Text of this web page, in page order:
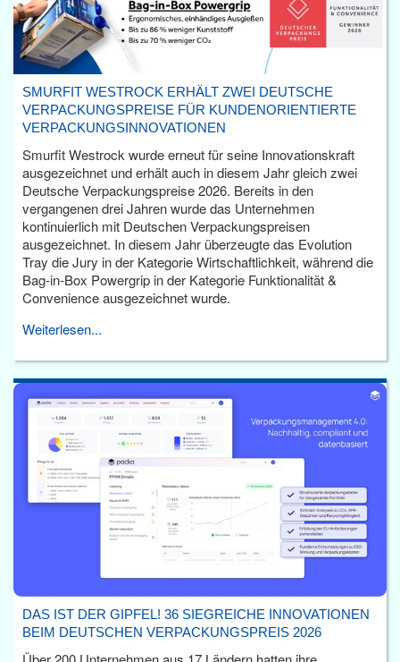
SMURFIT WESTROCK ERHÄLT ZWEI DEUTSCHE
VERPACKUNGSPREISE FÜR KUNDENORIENTIERTE
VERPACKUNGSINNOVATIONEN
Smurfit Westrock wurde erneut für seine Innovationskraft
ausgezeichnet und erhält auch in diesem Jahr gleich zwei
Deutsche Verpackungspreise 2026. Bereits in den
vergangenen drei Jahren wurde das Unternehmen
kontinuierlich mit Deutschen Verpackungspreisen
ausgezeichnet. In diesem Jahr überzeugte das Evolution
Tray die Jury in der Kategorie Wirtschaftlichkeit, während die
Bag-in-Box Powergrip in der Kategorie Funktionalität &
Convenience ausgezeichnet wurde.
Weiterlesen...
DAS IST DER GIPFEL! 36 SIEGREICHE INNOVATIONEN
BEIM DEUTSCHEN VERPACKUNGSPREIS 2026